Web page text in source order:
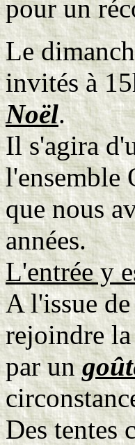
pour un
Le
invités à
Noël.
Il s'agira
l'ensemble
que nous
années.
L'entrée y
A l'issue
rejoindre
par un
Des tentes